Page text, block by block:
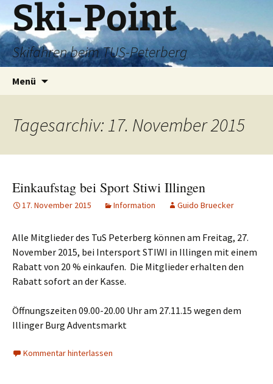
Zum
Inhalt
springen
Ski-Point
Skifahren beim TUS-Peterberg
Menü
Tagesarchiv: 17. November 2015
Einkaufstag bei Sport Stiwi Illingen
17. November 2015 Information Guido Bruecker
Alle Mitglieder des TuS Peterberg können am Freitag, 27.
November 2015, bei Intersport STIWI in Illingen mit einem
Rabatt von 20 % einkaufen. Die Mitglieder erhalten den
Rabatt sofort an der Kasse.
Öffnungszeiten 09.00-20.00 Uhr am 27.11.15 wegen dem
Illinger Burg Adventsmarkt
Kommentar hinterlassen